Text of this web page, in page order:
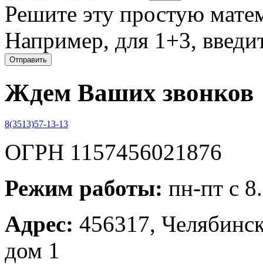
Решите эту простую
Например, для 1+3,
Ждем Ваших звонков
8(3513)57-13-13
ОГРН 1157456021876
Режим работы: пн-пт с
Адрес: 456317,
дом 1